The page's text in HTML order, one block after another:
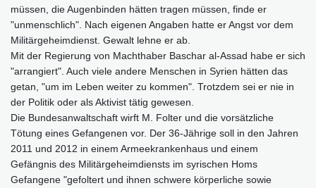
müssen, die Augenbinden hätten tragen müssen, finde er
"unmenschlich". Nach eigenen Angaben hatte er Angst vor dem
Militärgeheimdienst. Gewalt lehne er ab.
Mit der Regierung von Machthaber Baschar al-Assad habe er sich
"arrangiert". Auch viele andere Menschen in Syrien hätten das
getan, "um im Leben weiter zu kommen". Trotzdem sei er nie in
der Politik oder als Aktivist tätig gewesen.
Die Bundesanwaltschaft wirft M. Folter und die vorsätzliche
Tötung eines Gefangenen vor. Der 36-Jährige soll in den Jahren
2011 und 2012 in einem Armeekrankenhaus und einem
Gefängnis des Militärgeheimdiensts im syrischen Homs
Gefangene "gefoltert und ihnen schwere körperliche sowie